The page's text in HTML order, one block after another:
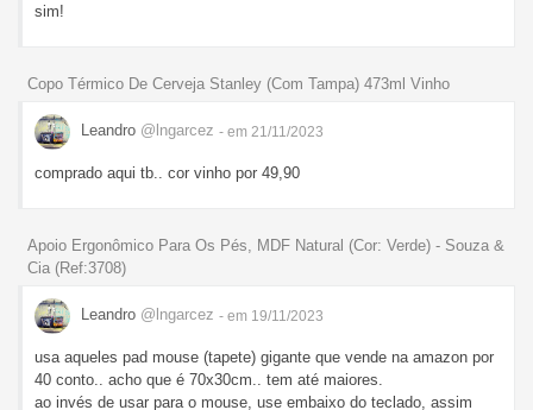
sim!
Copo Térmico De Cerveja Stanley (Com Tampa) 473ml Vinho
Leandro @lngarcez - em 21/11/2023
comprado aqui tb.. cor vinho por 49,90
Apoio Ergonômico Para Os Pés, MDF Natural (Cor: Verde) - Souza &
Cia (Ref:3708)
Leandro @lngarcez - em 19/11/2023
usa aqueles pad mouse (tapete) gigante que vende na amazon por
40 conto.. acho que é 70x30cm.. tem até maiores.
ao invés de usar para o mouse, use embaixo do teclado, assim